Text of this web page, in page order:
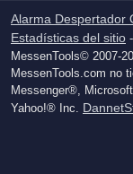
Alarma Despertador
Estadísticas del sitio -
MessenTools© 2007-
MessenTools.com no
Messenger®,
Yahoo!® Inc.